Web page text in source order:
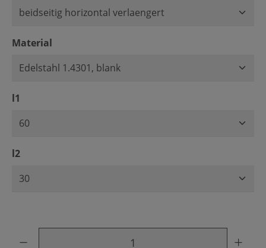
Material
l1
l2auswählen